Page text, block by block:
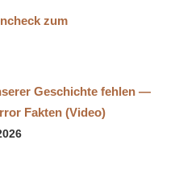
zum
Geschichte fehlen —
Fakten (Video)